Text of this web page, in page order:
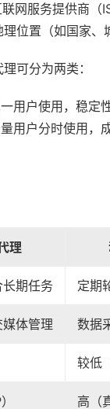
网服务提供商
位置（如国家、
可分为两类：
用户使用，稳定
用户分时使用，
理
期任务 定期
体管理 数据
较低
高（